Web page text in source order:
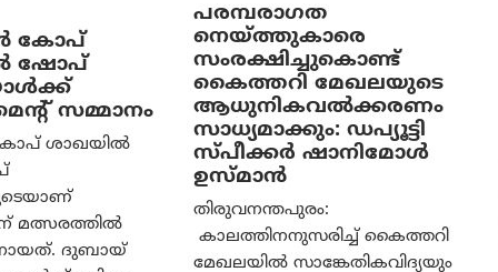
കോപ്
ഷോപ്
സമ്മാനം
ശാഖയിൽ
മത്സരത്തിൽ
ദുബായ്
പരമ്പരാഗത
നെയ്ത്തുകാരെ
സംരക്ഷിച്ചുകൊണ്ട്
കൈത്തറി മേഖലയുടെ
ആധുനികവൽക്കരണം
സാധ്യമാക്കും: ഡപ്യൂട്ടി
സ്പീക്കർ ഷാനിമോൾ
ഉസ്മാൻ
തിരുവനന്തപുരം:
കാലത്തിനനുസരിച്ച് കൈത്തറി
മേഖലയിൽ സാങ്കേതികവിദ്യയും